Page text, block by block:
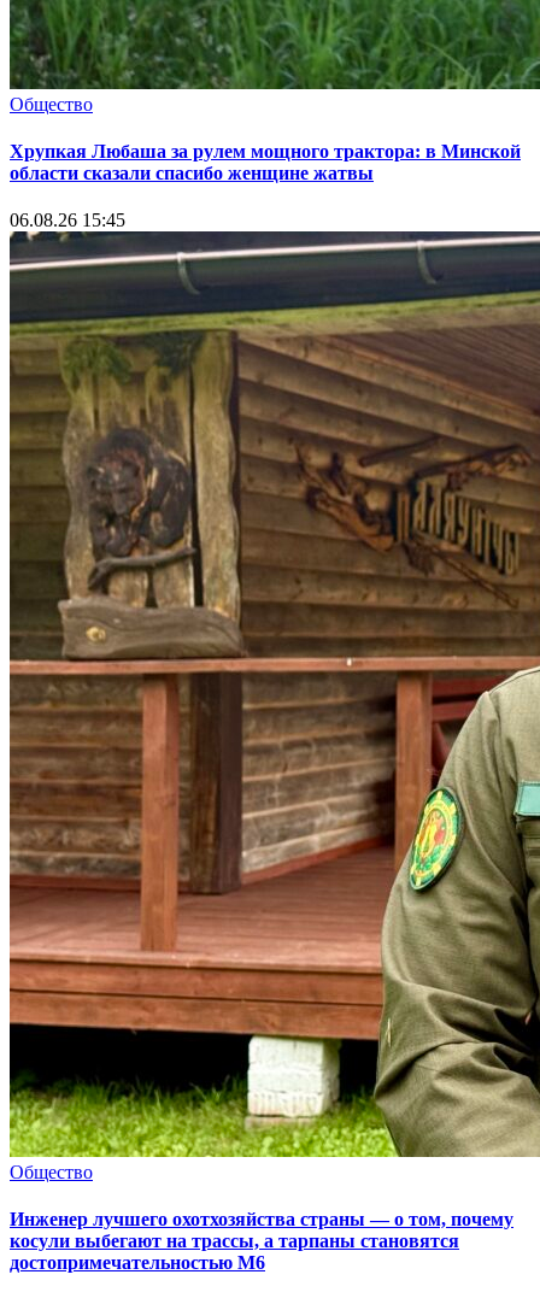
Общество
Хрупкая Любаша за рулем мощного трактора: в Минской
области сказали спасибо женщине жатвы
06.08.26 15:45
Общество
Инженер лучшего охотхозяйства страны — о том, почему
косули выбегают на трассы, а тарпаны становятся
достопримечательностью М6